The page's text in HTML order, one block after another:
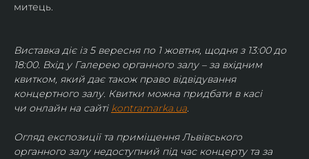
митець.
Виставка діє із 5 вересня по 1 жовтня, щодня з 13:00 до
18:00. Вхід у Галерею органного залу – за вхідним
квитком, який дає також право відвідування
концертного залу. Квитки можна придбати в касі
чи онлайн на сайті kontramarka.ua.
Огляд експозиції та приміщення Львівського
органного залу недоступний під час концерту та за